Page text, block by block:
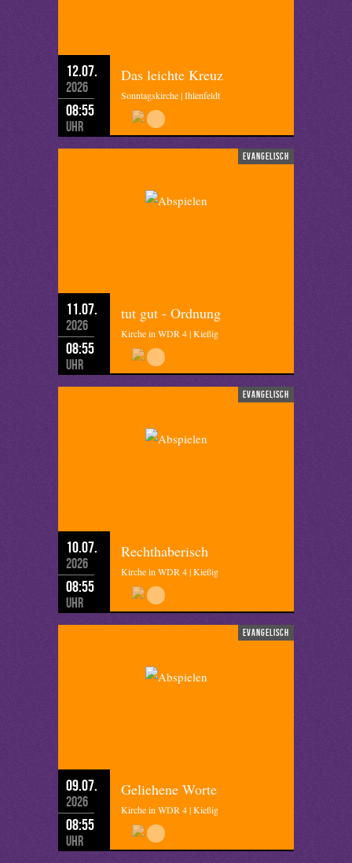
12.07.
2026
08:55
Uhr
Das leichte Kreuz
Sonntagskirche | Ihlenfeldt
evangelisch
11.07.
2026
08:55
Uhr
tut gut - Ordnung
Kirche in WDR 4 | Kießig
evangelisch
10.07.
2026
08:55
Uhr
Rechthaberisch
Kirche in WDR 4 | Kießig
evangelisch
09.07.
2026
08:55
Uhr
Geliehene Worte
Kirche in WDR 4 | Kießig